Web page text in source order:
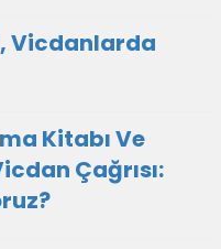
Vicdanlarda
Kitabı Ve
Çağrısı: